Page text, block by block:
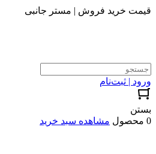
قیمت خرید فروش | مستر جانبی
ورود | ثبت‌نام
بستن
0 محصول
مشاهده سبد خرید